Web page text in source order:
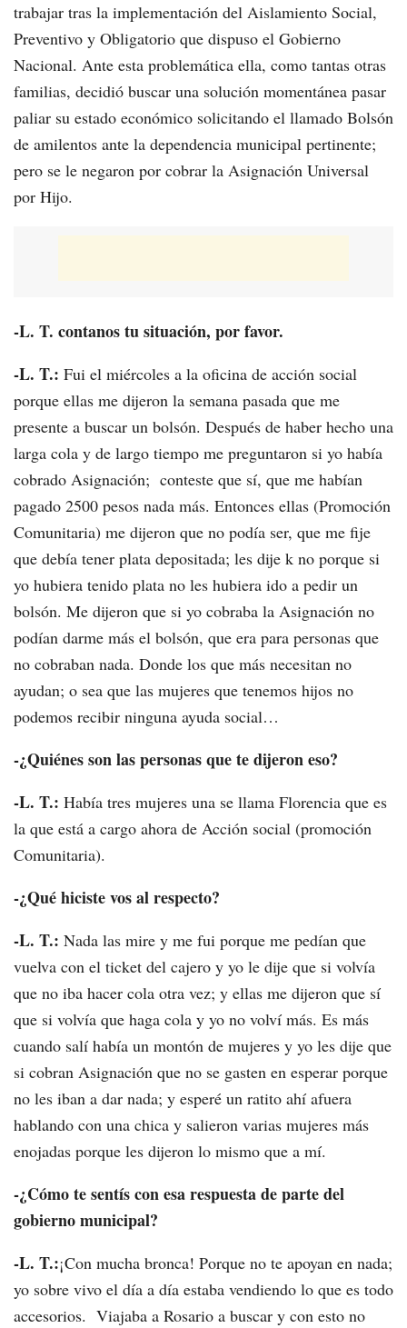
trabajar tras la implementación del Aislamiento Social,
Preventivo y Obligatorio que dispuso el Gobierno
Nacional. Ante esta problemática ella, como tantas otras
familias, decidió buscar una solución momentánea pasar
paliar su estado económico solicitando el llamado Bolsón
de amilentos ante la dependencia municipal pertinente;
pero se le negaron por cobrar la Asignación Universal
por Hijo.
-L. T. contanos tu situación, por favor.
-L. T.: Fui el miércoles a la oficina de acción social
porque ellas me dijeron la semana pasada que me
presente a buscar un bolsón. Después de haber hecho una
larga cola y de largo tiempo me preguntaron si yo había
cobrado Asignación; conteste que sí, que me habían
pagado 2500 pesos nada más. Entonces ellas (Promoción
Comunitaria) me dijeron que no podía ser, que me fije
que debía tener plata depositada; les dije k no porque si
yo hubiera tenido plata no les hubiera ido a pedir un
bolsón. Me dijeron que si yo cobraba la Asignación no
podían darme más el bolsón, que era para personas que
no cobraban nada. Donde los que más necesitan no
ayudan; o sea que las mujeres que tenemos hijos no
podemos recibir ninguna ayuda social…
-¿Quiénes son las personas que te dijeron eso?
-L. T.: Había tres mujeres una se llama Florencia que es
la que está a cargo ahora de Acción social (promoción
Comunitaria).
-¿Qué hiciste vos al respecto?
-L. T.: Nada las mire y me fui porque me pedían que
vuelva con el ticket del cajero y yo le dije que si volvía
que no iba hacer cola otra vez; y ellas me dijeron que sí
que si volvía que haga cola y yo no volví más. Es más
cuando salí había un montón de mujeres y yo les dije que
si cobran Asignación que no se gasten en esperar porque
no les iban a dar nada; y esperé un ratito ahí afuera
hablando con una chica y salieron varias mujeres más
enojadas porque les dijeron lo mismo que a mí.
-¿Cómo te sentís con esa respuesta de parte del
gobierno municipal?
-L. T.:¡Con mucha bronca! Porque no te apoyan en nada;
yo sobre vivo el día a día estaba vendiendo lo que es todo
accesorios. Viajaba a Rosario a buscar y con esto no